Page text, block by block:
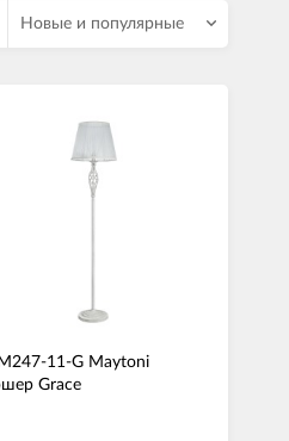
Новые и популярные
11-G Maytoni
Grace